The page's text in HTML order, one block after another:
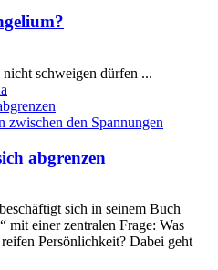
schweigen dürfen ...
zwischen den Spannungen
abgrenzen
sich in seinem Buch
mit einer zentralen Frage: Was
Persönlichkeit? Dabei geht